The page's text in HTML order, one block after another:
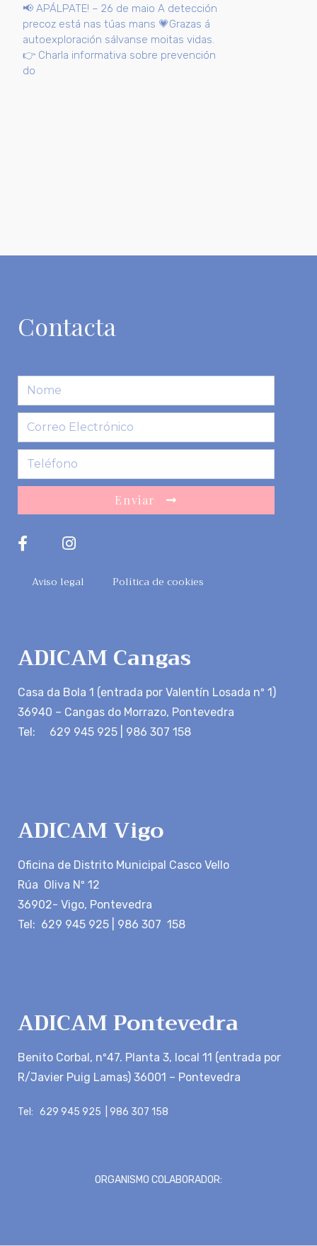
📢 APÁLPATE! – 26 de maio A detección
precoz está nas túas mans 💗Grazas á
autoexploración sálvanse moitas vidas.
👉 Charla informativa sobre prevención
do
Contacta
Enviar
Aviso legal Política de cookies
ADICAM Cangas
Casa da Bola 1 (entrada por Valentín Losada nº 1)
36940 – Cangas do Morrazo, Pontevedra
Tel: 629 945 925 | 986 307 158
ADICAM Vigo
Oficina de Distrito Municipal Casco Vello
Rúa Oliva Nº 12
36902- Vigo, Pontevedra
Tel: 629 945 925 | 986 307 158
ADICAM Pontevedra
Benito Corbal, nº47. Planta 3, local 11 (entrada por
R/Javier Puig Lamas) 36001 – Pontevedra
Tel: 629 945 925 | 986 307 158
ORGANISMO COLABORADOR: